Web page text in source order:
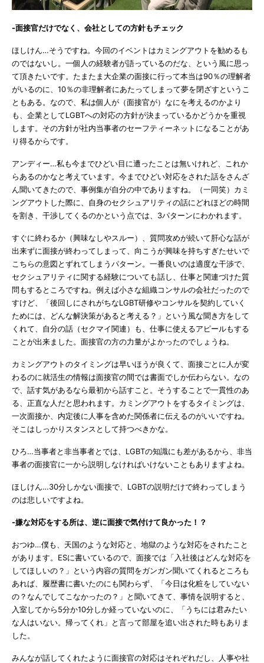
-面接官だけでなく、会社としての方針もチェック
ほしけん…そうですね。今回のイベントはカミングアウトを勧めるも
のではないし。一個人の経験者が語っているのだな、という風に思っ
て頂きたいです。たまたま大企業の面接に行って本当は90％の理解者
がいるのに、10％の非理解者にあたってしまって夢を閉ざすというこ
ともある。なので、私は個人が（面接官が）なにを考えるのかより
も、企業としてLGBTへの対応の方針が決まっているかどうかを重視
します。その方針が社内当事者のセーフティーネットになることがあ
り得るからです。
アンディー…私も今までひどい目に遭ったことは無いけれど、これか
らあるのかなと考えています。今までひどい対応をされた話をさんざ
ん聞いてきたので、事例集が自分の中でありますね。（一同笑）カミ
ングアウトした際に、自身のセクシュアリティの話にどれほどの時間
を割き、干渉してくるのかという点では、3パターンにわかれます。
すぐに終わるか（興味なしやスルー）、質問攻めが続いて肝心な話が
出来ずに面接が終わってしまって、向こうが興味を持ちすぎたせいで
こちらの意図とずれてしまうパターン。一番良いのは適度な干渉で、
セクシュアリティに関する経験についても話し、仕事と関連づけた質
問もするところですね。例えば小さな組織コンサルの会社だったので
すけど、「後回しにされがちなLGBT研修やコンサルを契約していく
ためには、どんな解決策があると考える？」という風な聞き方をして
くれて、自分の話（セクマイ関連）も、仕事に使えるアピールもする
ことが出来ました。面接官の方の力量がよかったのでしょうね。
カミングアウトのタイミングは早いほうが良くて、面接ごとに人が変
わるのに就活生の情報は面接官の間では書面でしか伝わらない。なの
で、話す気があるなら最初から話すこと。そうすることで一貫性のあ
る、正直な人だと思われます。カミングアウトをするタイミングは、
一次面接か、内定後に人事を含めた関係者に伝えるのがいいですね。
そこはしっかりスタンスとして持つべきかな。
ひろ…当事者と非当事者とでは、LGBTの知識にも差があるから、非当
事者の面接官に一から説明しなければいけないこともありますよね。
ほしけん…30分しかない面接で、LGBTの説明だけで終わってしまう
のは悲しいですよね。
-嫌な対応をする所は、逆に面接で気付けて良かった！？
おつゆ…僕も、天国のような対応と、地獄のような対応をされたこと
があります。ESに書いているので、面接では「入社後はどんな対応を
してほしいの？」という内容の質問をガンガン聞いてくれるところも
あれば、履歴書に書いたのにも関わらず、「今日は化粧をしていない
の？なんでしてこなかったの？」と聞いてきて、事情を説明すると、
入室してから5分か10分しか経っていないのに、「うちには君みたい
な人はいない。帰ってくれ」と言って部屋を追い出された時もありま
した。
みんなが話してくれたように面接官の対応はそれぞれだし、人事や社